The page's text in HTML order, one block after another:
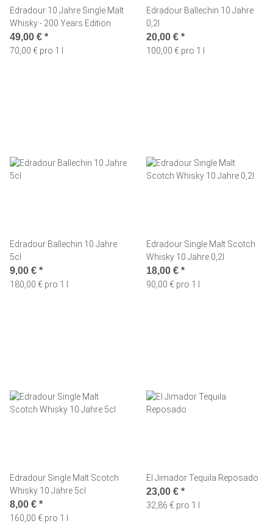
Edradour 10 Jahre Single Malt
Whisky - 200 Years Edition
49,00 € *
70,00 € pro 1 l
Edradour Ballechin 10 Jahre
0,2l
20,00 € *
100,00 € pro 1 l
Edradour Ballechin 10 Jahre
5cl
9,00 € *
180,00 € pro 1 l
Edradour Single Malt Scotch
Whisky 10 Jahre 0,2l
18,00 € *
90,00 € pro 1 l
Edradour Single Malt Scotch
Whisky 10 Jahre 5cl
8,00 € *
160,00 € pro 1 l
El Jimador Tequila Reposado
23,00 € *
32,86 € pro 1 l